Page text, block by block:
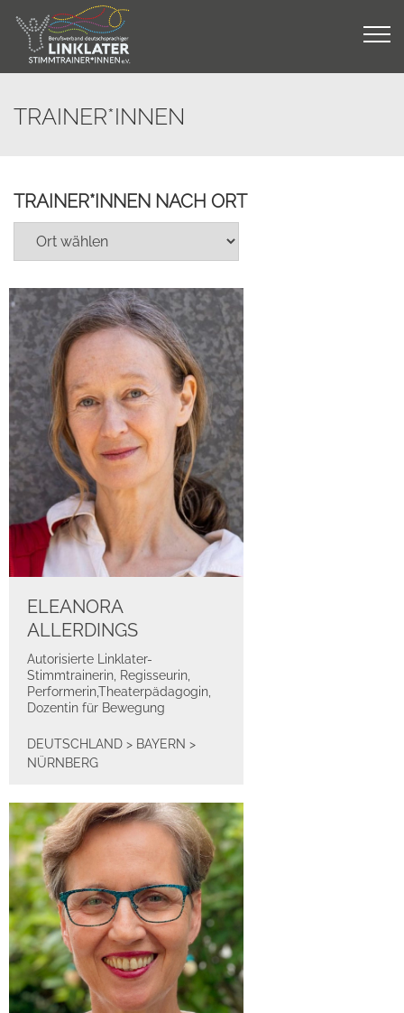
content
TRAINER*INNEN
TRAINER*INNEN NACH ORT
ELEANORA
ALLERDINGS
Autorisierte Linklater-
Stimmtrainerin, Regisseurin,
Performerin,Theaterpädagogin,
Dozentin für Bewegung
DEUTSCHLAND > BAYERN >
NÜRNBERG